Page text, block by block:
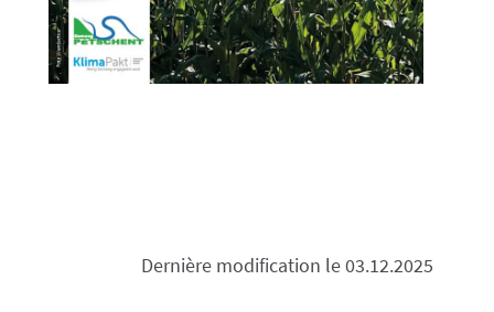
Dernière modification le 03.12.2025